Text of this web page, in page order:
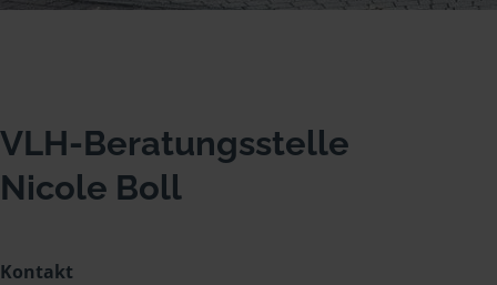
VLH-Beratungsstelle
Nicole Boll
Kontakt